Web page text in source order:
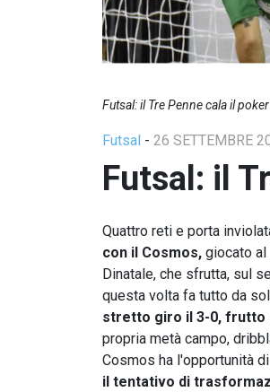
Futsal: il Tre Penne cala il
Futsal - 26 SETTEMBRE
Futsal: il
Quattro reti e porta
con il Cosmos, giocato
Dinatale, che sfrutta, sul
questa volta fa tutto da
stretto giro il 3-0, frutto
propria metà campo,
Cosmos ha l'opportunità
il tentativo di